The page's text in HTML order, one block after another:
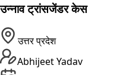
उन्नाव ट्रांसजेंडर केस
उत्तर प्रदेश
Abhijeet Yadav